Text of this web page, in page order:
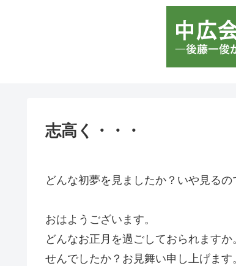
志高く・・・
どんな初夢を見ましたか？いや見るの
おはようございます。
どんなお正月を過ごしておられます
せんでしたか？お見舞い申し上げま